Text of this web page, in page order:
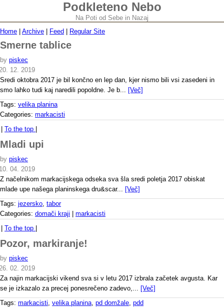
Podkleteno Nebo
Na Poti od Sebe in Nazaj
Home
Archive Feed Regular Site
Smerne tablice
by piskec
12. 2019
Sredi oktobra 2017 je bil končno en lep dan, kjer nismo bili vsi zasedeni in
smo lahko tudi kaj naredili popoldne. Je b... [Več]
Tags: velika planina
Categories: markacisti
To the top
Mladi upi
by piskec
04. 2019
Z načelnikom markacijskega odseka sva šla sredi poletja 2017 obiskat
mlade upe našega planinskega dru&scar... [Več]
Tags: jezersko, tabor
Categories: domači kraji
markacisti
To the top
Pozor, markiranje!
by piskec
02. 2019
Za najin markacijski vikend sva si v letu 2017 izbrala začetek avgusta. Kar
se je izkazalo za precej ponesrečeno zadevo,... [Več]
Tags: markacisti, velika planina, pd domžale, pdd